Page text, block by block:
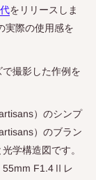
をリリースしま
実際の使用感を
撮影した作例を
）のシンプ
）のブラン
学構造図です。
55mm F1.4Ⅱ レ